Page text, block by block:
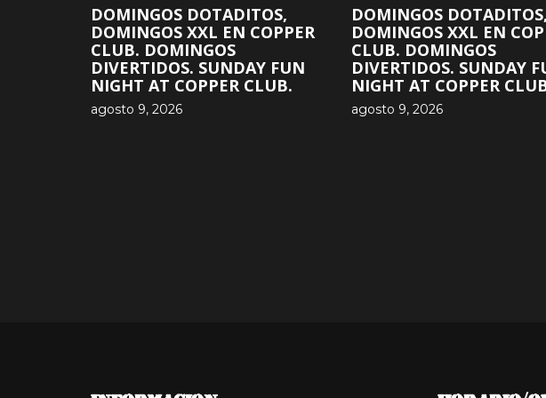
DOMINGOS DOTADITOS,
DOMINGOS XXL EN COPPER
CLUB. DOMINGOS
DIVERTIDOS. SUNDAY FUN
NIGHT AT COPPER CLUB.
agosto 9, 2026
DOMINGOS DOTADITOS,
DOMINGOS XXL EN
CLUB. DOMINGOS
DIVERTIDOS. SUNDAY
NIGHT AT COPPER
agosto 9, 2026